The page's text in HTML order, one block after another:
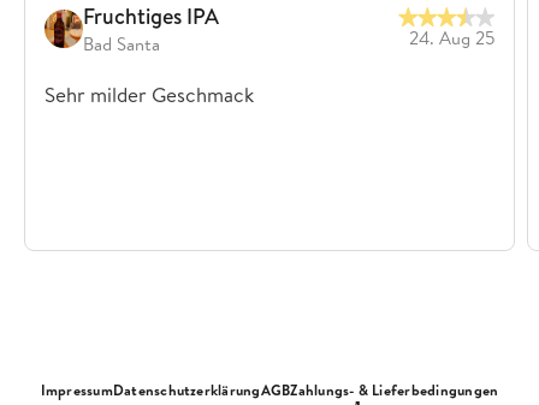
Fruchtiges IPA
Bad Santa 24. Aug 25
Sehr milder Geschmack
ImpressumDatenschutzerklärungAGBZahlungs- & Lieferbedingungen